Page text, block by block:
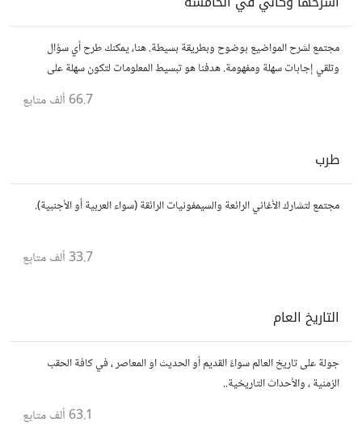
مجتمع لشرح المواضيع بوضوح وبطريقة بسيطة. هنا، يمكنك طرح أي سؤال
وتلقي إجابات سهلة ومفهومة. هدفنا هو تبسيط المعلومات لتكون سهلة على
66.7 ألف متابع
طرب
مجتمع لتشارك الأغاني الرائعة والسيمفونيات الرائقة (سواء العربية أو الأجنبية).
33.7 ألف متابع
التاريخ العام
جولة على تاريخ العالم سواءً القديم أو الحديث او المعاصر ، في كافة الحقب
الزمنية ، والأحداث التاريخية..
63.1 ألف متابع